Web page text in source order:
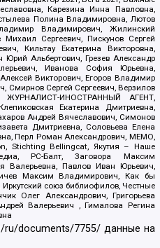
Карезина Инна Павловна,
Полина Владимировна, Лютов
Владимирович, Жилинский
Сергеевич, Пискунов Сергей
Кильтау Екатерина Викторовна,
Альбертович, Грезев Александр
Иванова София Юрьевна,
Викторович, Егоров Владимир
Смирнов Сергей Сергеевич, Верзилов
ИНОСТРАННЫЙ АГЕНТ,
Екатерина Дмитриевна,
Андрей Вячеславович, Симонов
Дмитриевна, Соловьева Елена
Перл Роман Александрович, МЕМО,
Stichting Bellingcat, Якутия – Наше
РС-Балт, Заговора Максим
Валерьевна, Павлов Иван Юрьевич,
Максим Владимирович, Как бы
Иркутский союз библиофилов, Честные
Олег Александрович, Григорьева
Валерьевич , Гималова Регина
ru/documents/7755/ данные на